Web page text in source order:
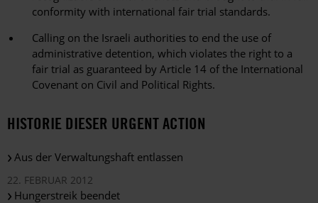
conformity with international fair trial standards.
Calling on the Israeli authorities to end the use of
administrative detention, which violates the right to a
fair trial as guaranteed by Article 14 of the International
Covenant on Civil and Political Rights.
HISTORIE DIESER URGENT ACTION
Aus der Verwaltungshaft entlassen
22. FEBRUAR 2012
Hungerstreik beendet